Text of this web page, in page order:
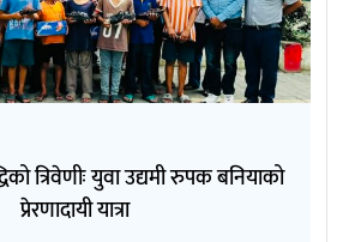
त्रिवेणीः युवा उद्यमी रुपक बनियाको
प्रेरणादायी यात्रा